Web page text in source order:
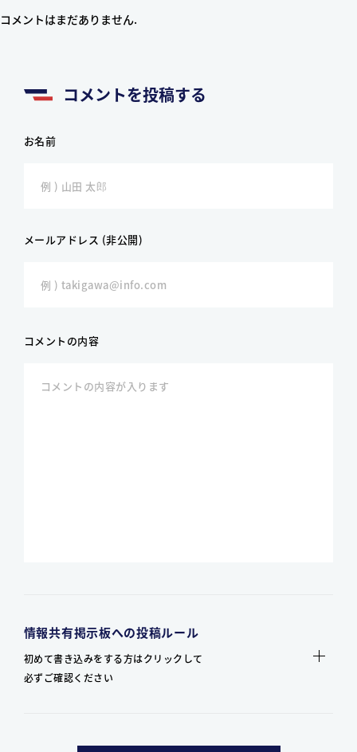
コメントはまだありません.
コメントを投稿する
お名前
メールアドレス (非公開)
コメントの内容
情報共有掲示板への投稿ルール
初めて書き込みをする方はクリックして
必ずご確認ください